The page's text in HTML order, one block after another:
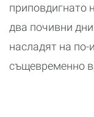
приповдигнато
два почивни
насладят на
същевременно